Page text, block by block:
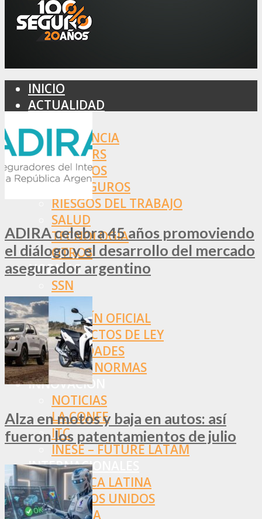
INICIO
ACTUALIDAD
ASISTENCIA
BROKERS
SEGUROS
REASEGUROS
RIESGOS DEL TRABAJO
SALUD
TECNOLOGÍA
OTROS
NORMAS
SSN
SRT
BOLETÍN OFICIAL
PROYECTOS DE LEY
SOCIEDADES
OTRAS NORMAS
INNOVACIÓN
NOTICIAS
LA CONFE
ITC
INESE – FÜTURE LATAM
INTERNACIONALES
AMÉRICA LATINA
ESTADOS UNIDOS
EUROPA
ADIRA celebra 45 años promoviendo
el diálogo y el desarrollo del mercado
asegurador argentino
Alza en motos y baja en autos: así
fueron los patentamientos de julio